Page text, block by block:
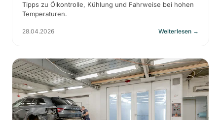
Tipps zu Ölkontrolle, Kühlung und Fahrweise bei hohen
Temperaturen.
28.04.2026 Weiterlesen →